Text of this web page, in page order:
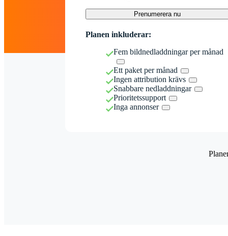
Prenumerera nu
Planen inkluderar:
Fem bildnedladdningar per månad
Ett paket per månad
Ingen attribution krävs
Snabbare nedladdningar
Prioritetssupport
Inga annonser